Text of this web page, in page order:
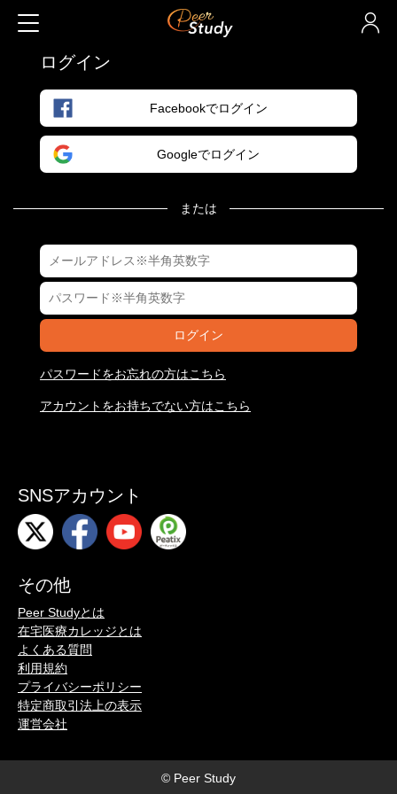
ログイン
Facebookでログイン
Googleでログイン
または
ログイン
パスワードをお忘れの方はこちら
アカウントをお持ちでない方はこちら
SNSアカウント
その他
Peer Studyとは
在宅医療カレッジとは
よくある質問
利用規約
プライバシーポリシー
特定商取引法上の表示
運営会社
© Peer Study